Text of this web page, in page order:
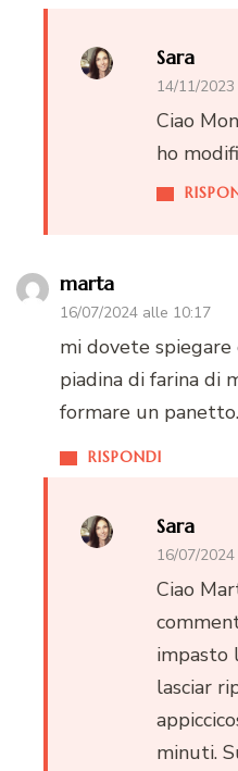
Sara
14/11/
Ciao
ho
marta
16/07/2024 alle 10:17
RISPONDI
mi dovete
piadina di farina di
formare un
Sara
16/07/
Ciao
impasto
lasciar
minuti.